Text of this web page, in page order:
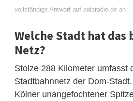
vollständige Antwort auf aidaradio.de an
Welche Stadt hat das
Netz?
Stolze 288 Kilometer umfasst
Stadtbahnnetz der Dom-
Kölner unangefochtener